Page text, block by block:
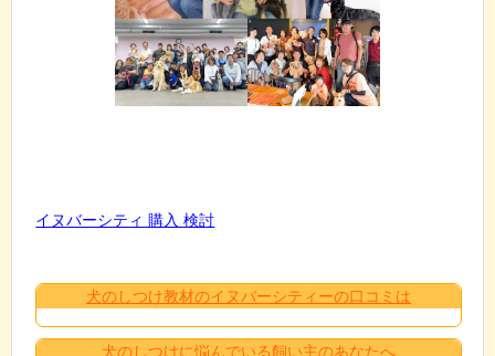
イヌバーシティ 購入 検討
犬のしつけ教材のイヌバーシティーの口コミは
犬のしつけに悩んでいる飼い主のあなたへ